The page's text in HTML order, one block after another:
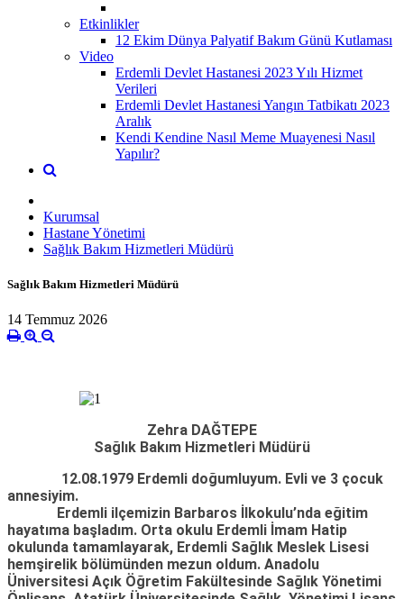
Etkinlikler
12 Ekim Dünya Palyatif Bakım Günü Kutlaması
Video
Erdemli Devlet Hastanesi 2023 Yılı Hizmet
Verileri
Erdemli Devlet Hastanesi Yangın Tatbikatı 2023
Aralık
Kendi Kendine Nasıl Meme Muayenesi Nasıl
Yapılır?
Kurumsal
Hastane Yönetimi
Sağlık Bakım Hizmetleri Müdürü
Sağlık Bakım Hizmetleri Müdürü
14 Temmuz 2026
Zehra DAĞTEPE
Sağlık Bakım Hizmetleri Müdürü
12.08.1979 Erdemli doğumluyum. Evli ve 3 çocuk
annesiyim.
Erdemli ilçemizin Barbaros İlkokulu’nda eğitim
hayatıma başladım. Orta okulu Erdemli İmam Hatip
okulunda tamamlayarak, Erdemli Sağlık Meslek Lisesi
hemşirelik bölümünden mezun oldum. Anadolu
Üniversitesi Açık Öğretim Fakültesinde Sağlık Yönetimi